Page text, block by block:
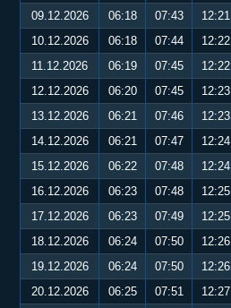
09.12.2026
06:18 07:43 12:21
10.12.2026
06:18 07:44 12:22
11.12.2026
06:19 07:45 12:22
12.12.2026
06:20 07:45 12:23
13.12.2026
06:21 07:46 12:23
14.12.2026
06:21 07:47 12:24
15.12.2026
06:22 07:48 12:24
16.12.2026
06:23 07:48 12:25
17.12.2026
06:23 07:49 12:25
18.12.2026
06:24 07:50 12:26
19.12.2026
06:24 07:50 12:26
20.12.2026
06:25 07:51 12:27